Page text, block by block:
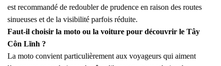
est recommandé de redoubler de prudence en raison des routes
sinueuses et de la visibilité parfois réduite.
Faut-il choisir la moto ou la voiture pour découvrir le Tây
Côn Lĩnh ?
La moto convient particulièrement aux voyageurs qui aiment